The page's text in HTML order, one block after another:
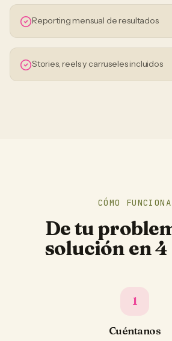
Reporting mensual de resultados
Stories, reels y carruseles incluidos
CÓMO FUNCIONA
De tu
solución en 4
1
Cuéntanos